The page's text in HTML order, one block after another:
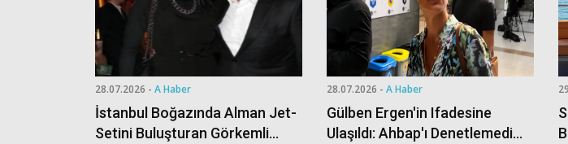
28.07.2026 - A Haber
İstanbul Boğazında Alman Jet-
Setini Buluşturan Görkemli
28.07.2026 - A Haber
Gülben Ergen'in Ifadesine
Ulaşıldı: Ahbap'ı Denetlemedim,